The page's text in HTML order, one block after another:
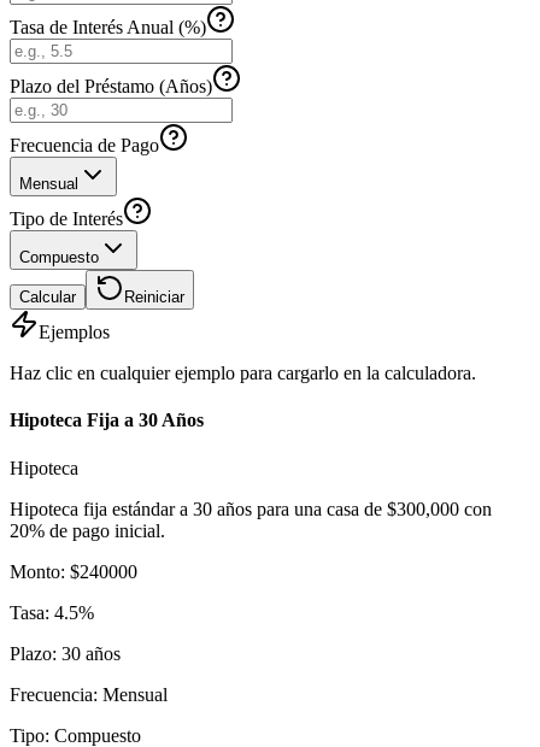
Tasa de Interés Anual (%)
Plazo del Préstamo (Años)
Frecuencia de Pago
Mensual
Tipo de Interés
Compuesto
Calcular Reiniciar
Ejemplos
Haz clic en cualquier ejemplo para cargarlo en la calculadora.
Hipoteca Fija a 30 Años
Hipoteca
Hipoteca fija estándar a 30 años para una casa de $300,000 con
20% de pago inicial.
Monto: $240000
Tasa: 4.5%
Plazo: 30 años
Frecuencia: Mensual
Tipo: Compuesto